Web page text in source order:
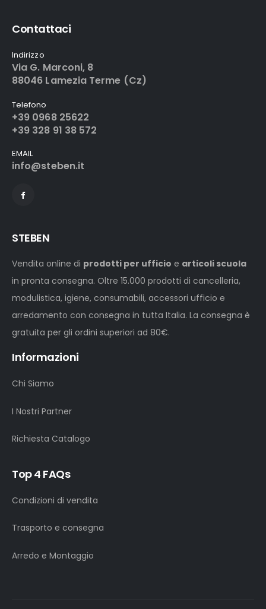
Contattaci
Indirizzo
Via G. Marconi, 8
88046 Lamezia Terme (Cz)
Telefono
+39 0968 25622
+39 328 91 38 572
EMAIL
info@steben.it
STEBEN
Vendita online di prodotti per ufficio e articoli scuola
in pronta consegna. Oltre 15.000 prodotti di cancelleria,
modulistica, igiene, consumabili, accessori ufficio e
arredamento con consegna in tutta Italia. La consegna è
gratuita per gli ordini superiori ad 80€.
Informazioni
Chi Siamo
I Nostri Partner
Richiesta Catalogo
Top 4 FAQs
Condizioni di vendita
Trasporto e consegna
Arredo e Montaggio